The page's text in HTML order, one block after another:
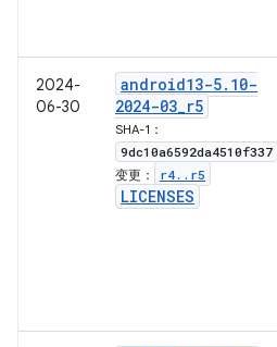
2024-
06-30
android13-5. 10-
2024-03_r5
SHA-1：
9dc10a6592da4510f337
变更： r4. . r5
LICENSES